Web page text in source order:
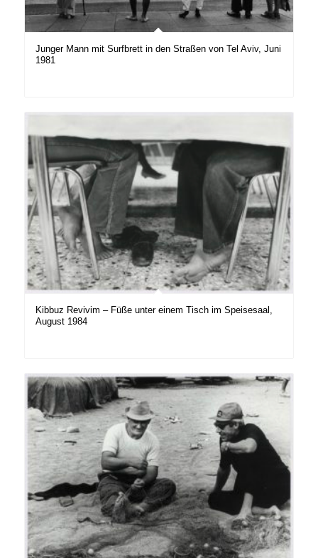
Junger Mann mit Surfbrett in den Straßen von Tel Aviv, Juni
1981
Kibbuz Revivim – Füße unter einem Tisch im Speisesaal,
August 1984